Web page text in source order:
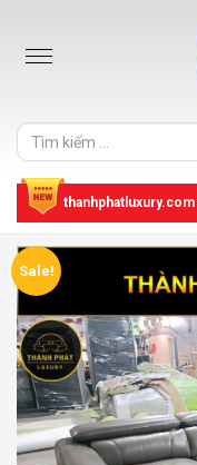
thanhphatluxury.com
Sale!